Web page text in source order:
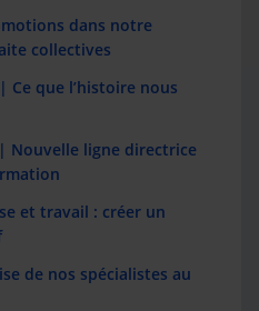
dans notre
collectives
Ce que l’histoire nous
Nouvelle ligne directrice
et travail : créer un
de nos spécialistes au